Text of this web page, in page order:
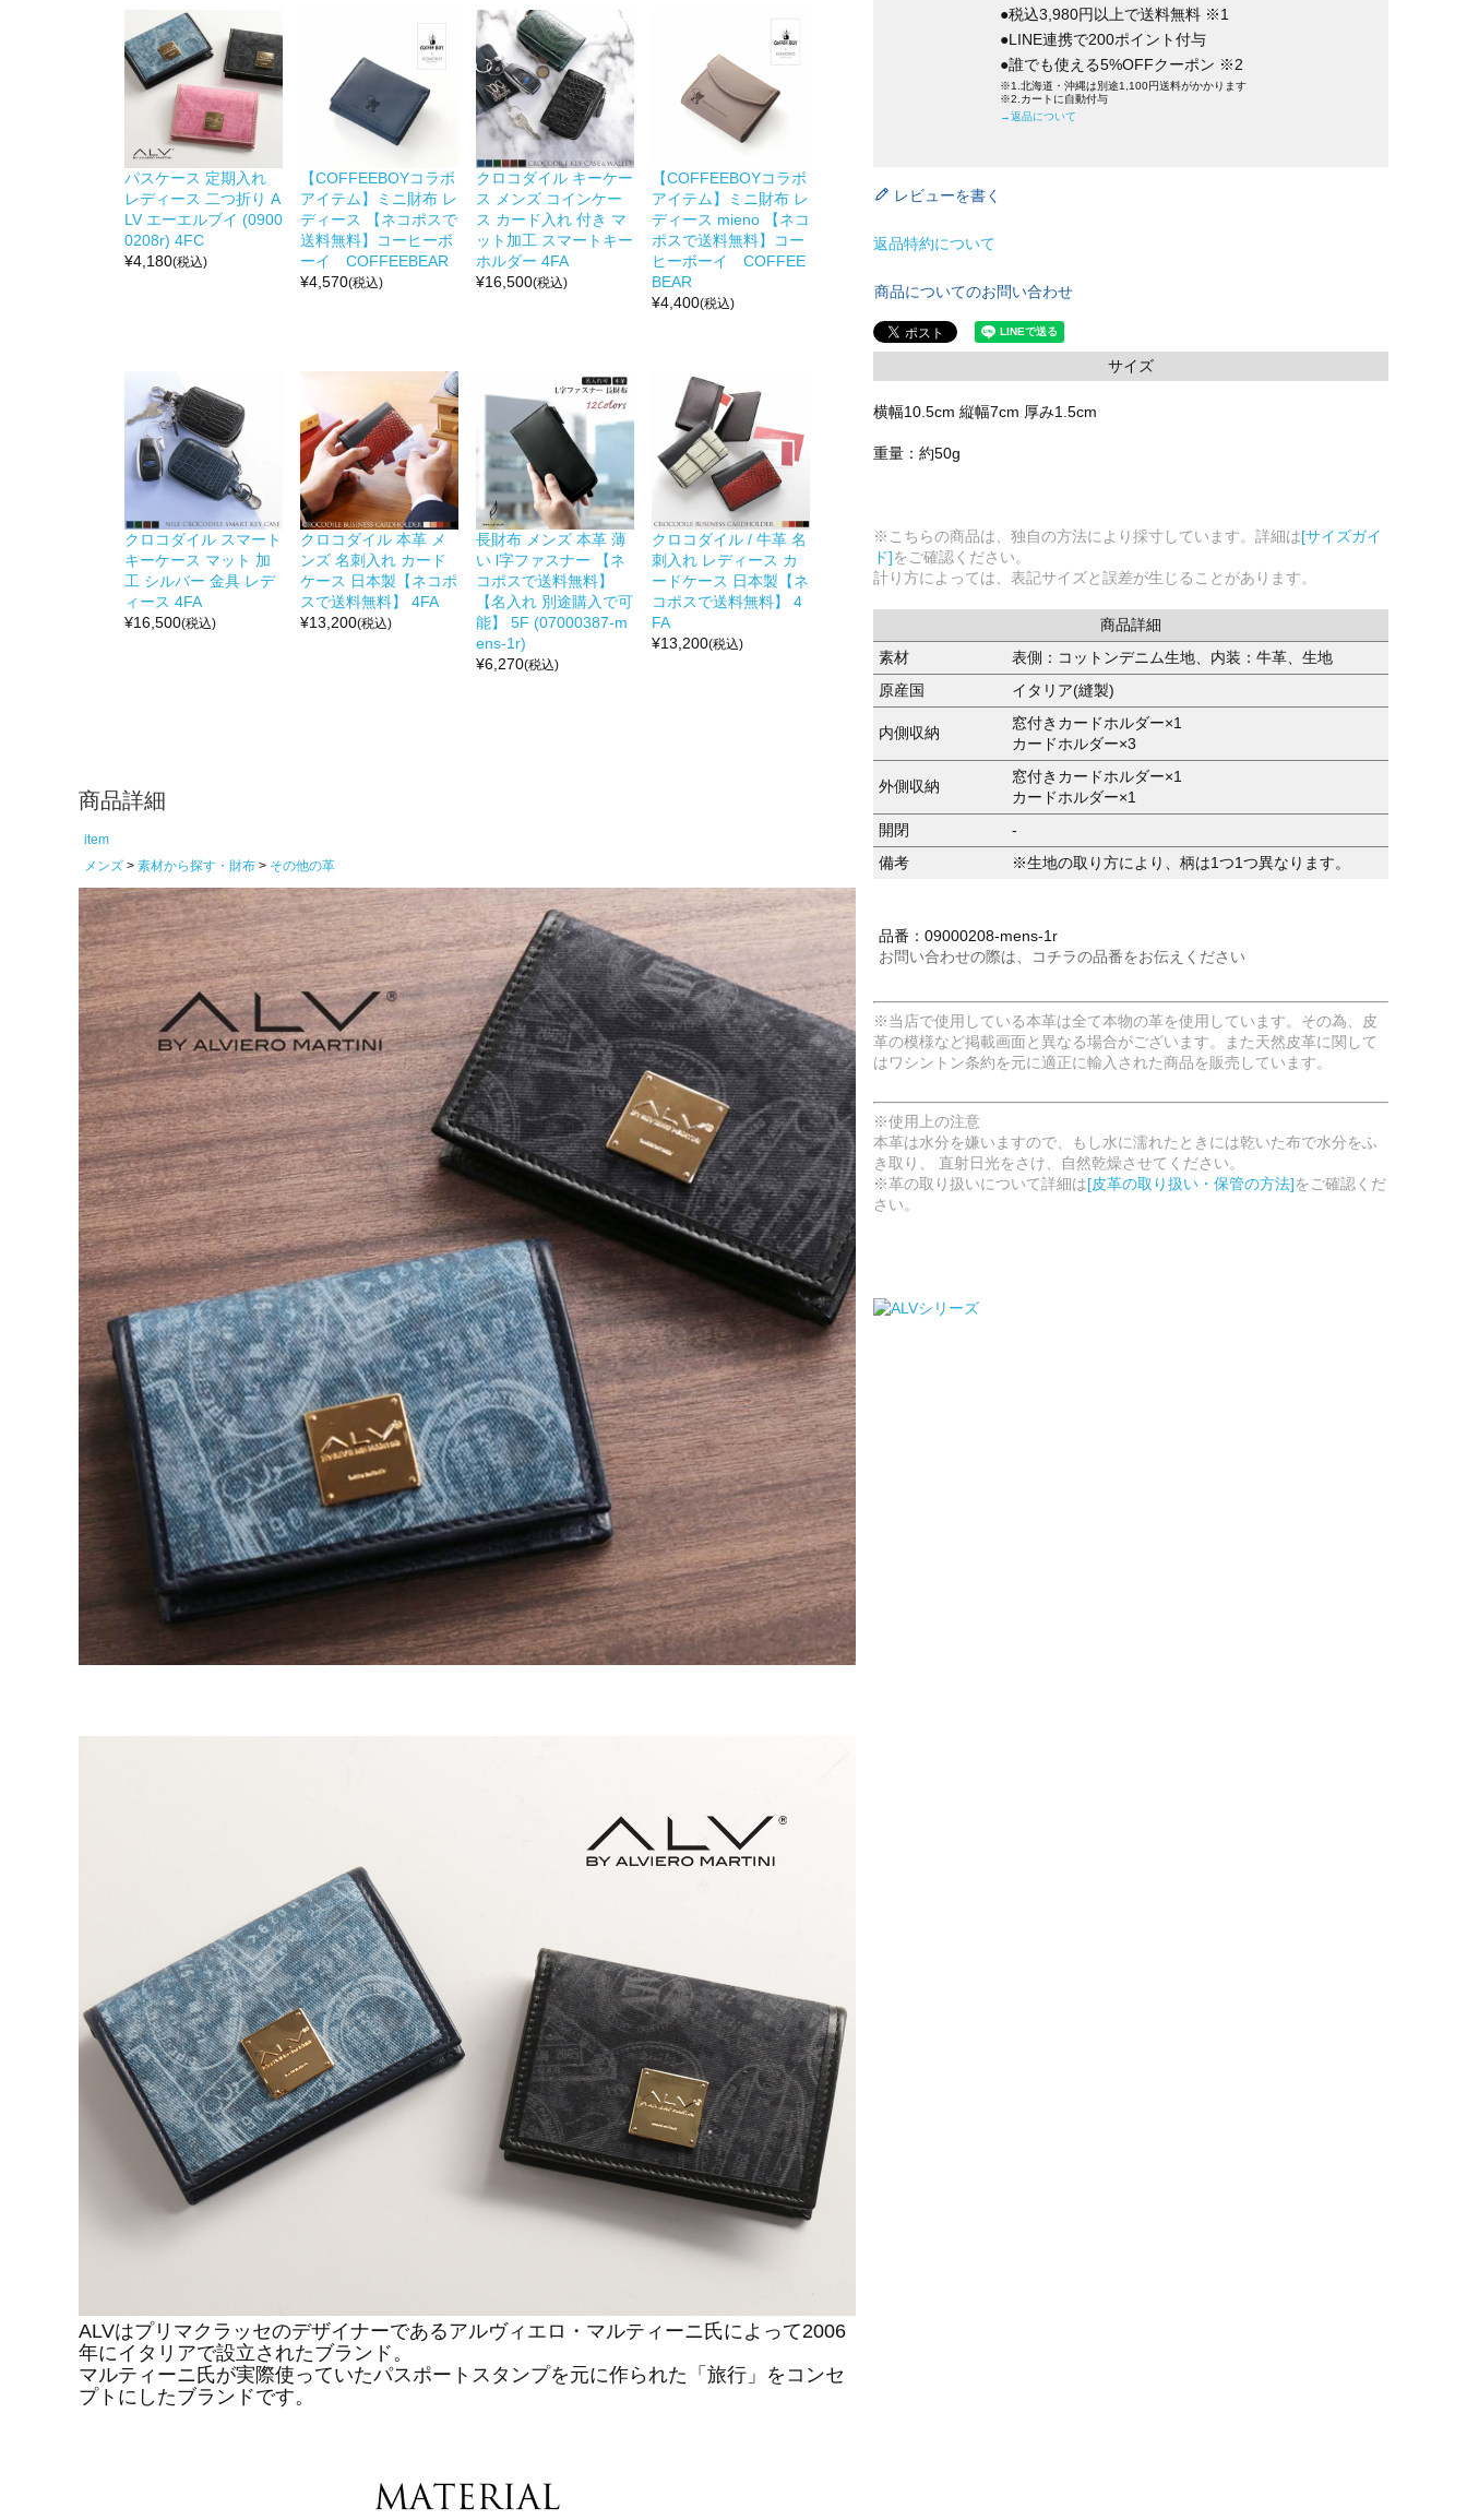
パスケース 定期入れ
レディース 二つ折り A
LV エーエルブイ (0900
0208r) 4FC
¥4,180(税込)
【COFFEEBOYコラボ
アイテム】ミニ財布 レ
ディース 【ネコポスで
送料無料】コーヒーボ
ーイ COFFEEBEAR
¥4,570(税込)
クロコダイル キーケー
ス メンズ コインケー
ス カード入れ 付き マ
ット加工 スマートキー
ホルダー 4FA
¥16,500(税込)
【COFFEEBOYコラボ
アイテム】ミニ財布 レ
ディース mieno 【ネコ
ポスで送料無料】コー
ヒーボーイ COFFEE
BEAR
¥4,400(税込)
クロコダイル スマート
キーケース マット 加
工 シルバー 金具 レデ
ィース 4FA
¥16,500(税込)
クロコダイル 本革 メ
ンズ 名刺入れ カード
ケース 日本製【ネコポ
スで送料無料】 4FA
¥13,200(税込)
長財布 メンズ 本革 薄
い l字ファスナー 【ネ
コポスで送料無料】
【名入れ 別途購入で可
能】 5F (07000387-m
ens-1r)
¥6,270(税込)
クロコダイル / 牛革 名
刺入れ レディース カ
ードケース 日本製【ネ
コポスで送料無料】 4
FA
¥13,200(税込)
商品詳細
item
メンズ
素材から探す・財布 その他の革
ALVはプリマクラッセのデザイナーであるアルヴィエロ・マルティーニ氏によって2006
年にイタリアで設立されたブランド。
マルティーニ氏が実際使っていたパスポートスタンプを元に作られた「旅行」をコンセ
プトにしたブランドです。
●税込3,980円以上で送料無料 ※1
●LINE連携で200ポイント付与
●誰でも使える5%OFFクーポン ※2
※1.北海道・沖縄は別途1,100円送料がかかります
※2.カートに自動付与
→返品について
レビューを書く
返品特約について
商品についてのお問い合わせ
サイズ
横幅10.5cm 縦幅7cm 厚み1.5cm
重量：約50g
※こちらの商品は、独自の方法により採寸しています。詳細は[サイズガイ
ド]をご確認ください。
計り方によっては、表記サイズと誤差が生じることがあります。
商品詳細
素材
表側：コットンデニム生地、内装：牛革、生地
原産国
イタリア(縫製)
内側収納
窓付きカードホルダー×1
カードホルダー×3
外側収納
窓付きカードホルダー×1
カードホルダー×1
開閉
-
備考
※生地の取り方により、柄は1つ1つ異なります。
品番：09000208-mens-1r
お問い合わせの際は、コチラの品番をお伝えください
※当店で使用している本革は全て本物の革を使用しています。その為、皮
革の模様など掲載画面と異なる場合がございます。また天然皮革に関して
はワシントン条約を元に適正に輸入された商品を販売しています。
※使用上の注意
本革は水分を嫌いますので、もし水に濡れたときには乾いた布で水分をふ
き取り、 直射日光をさけ、自然乾燥させてください。
※革の取り扱いについて詳細は[皮革の取り扱い・保管の方法]をご確認くだ
さい。